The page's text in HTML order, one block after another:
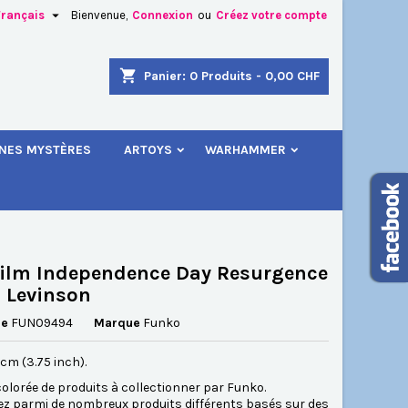
Bienvenue, Connexion ou Créez votre compte

shopping_cart Panier: 0 Produits - 0,00 CHF
MYSTÈRES ARTOYS WARHAMMER
Independence Day Resurgence
Levinson
FUN09494 Marque Funko
cm (3.75 inch).
de produits à collectionner par Funko.
parmi de nombreux produits différents basés sur des